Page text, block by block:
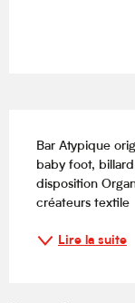
Bar Atypique
baby foot,
disposition
créateurs textile
Lire la suite